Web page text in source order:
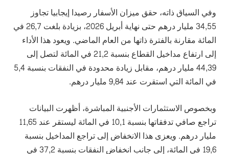
وفي السياق ذاته، حقق ميزان الأسفار رصيدا إيجابيا تجاوز
34,55 مليار درهم حتى نهاية أبريل 2026، بزيادة بلغت 26,7 في
المائة مقارنة بالفترة ذاتها من العام الماضي. ويعود هذا الأداء
إلى ارتفاع مداخيل القطاع بنسبة 21,2 في المائة لتصل إلى
44,39 مليار درهم، مقابل زيادة محدودة في النفقات بنسبة 5,4
في المائة التي استقرت عند 9,84 مليار درهم.
وبخصوص الاستثمارات الأجنبية المباشرة، أظهرت البيانات
تراجع صافي تدفقاتها بنسبة 10,1 في المائة ليستقر عند 11,65
مليار درهم. ويعزى هذا الانخفاض إلى تراجع المداخيل بنسبة
19,6 في المائة، إلى جانب انخفاض النفقات بنسبة 37,2 في